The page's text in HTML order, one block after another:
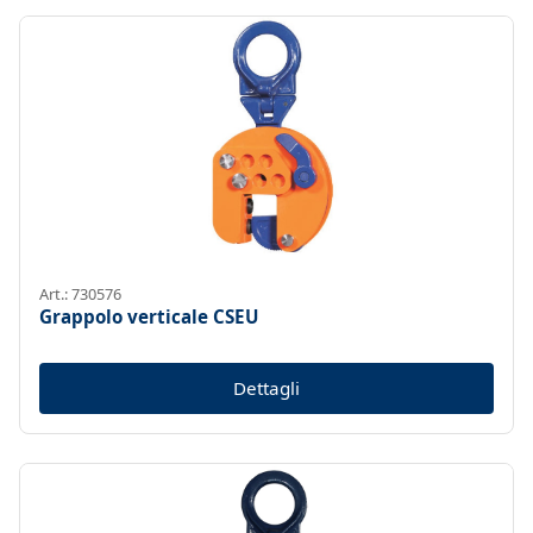
Art.: 730576
Grappolo verticale CSEU
Dettagli